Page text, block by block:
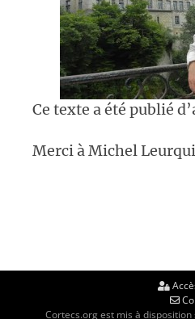
Ce texte a été publié
Merci à Michel
Cortecs.org est mis à